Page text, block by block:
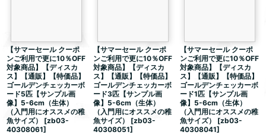
【サマーセール クーポ
ンご利用で更に10％OFF
対象商品】【ディスカ
ス】【通販】【特価品】
ゴールデンチェッカーボ
ード5匹【サンプル画
像】5-6cm（生体）
（入門用にオススメの稚
魚サイズ）
[zb03-
40308061]
【サマーセール クーポ
ンご利用で更に10％OFF
対象商品】【ディスカ
ス】【通販】【特価品】
ゴールデンチェッカーボ
ード3匹【サンプル画
像】5-6cm（生体）
（入門用にオススメの稚
魚サイズ）
[zb03-
40308051]
【サマーセール クーポ
ンご利用で更に10％OFF
対象商品】【ディスカ
ス】【通販】【特価品】
ゴールデンチェッカーボ
ード1匹【サンプル画
像】5-6cm（生体）
（入門用にオススメの稚
魚サイズ）
[zb03-
40308041]